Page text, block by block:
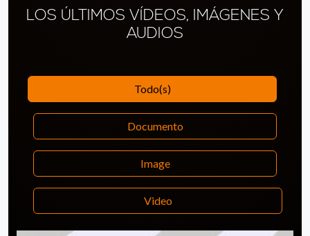
LOS ÚLTIMOS VÍDEOS, IMÁGENES Y
AUDIOS
Todo(s)
Documento
Image
Video